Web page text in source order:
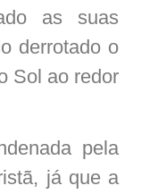
as suas
derrotado o
Sol ao redor
pela
já que a